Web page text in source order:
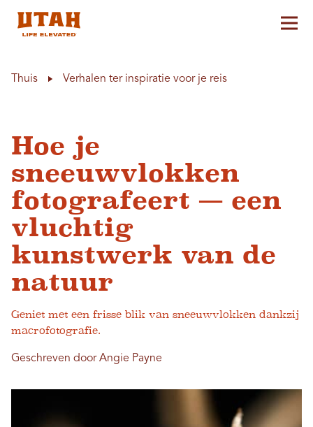
Thuis Verhalen ter inspiratie voor je reis
Hoe je
sneeuwvlokken
fotografeert — een
vluchtig
kunstwerk van de
natuur
Geniet met een frisse blik van sneeuwvlokken dankzij
macrofotografie.
Geschreven door Angie Payne